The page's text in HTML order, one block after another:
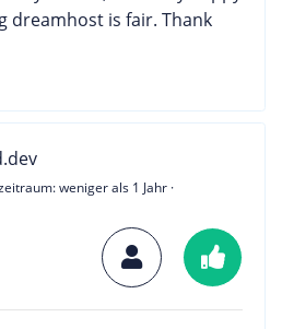
dreamhost is fair. Thank
weniger als 1 Jahr ·